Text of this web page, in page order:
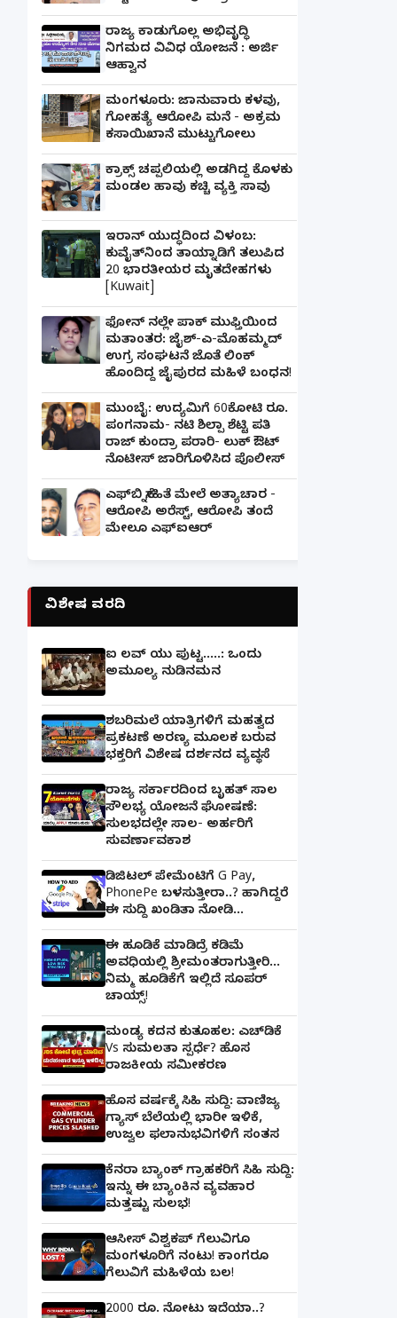
ರಾಜ್ಯ ಕಾಡುಗೊಲ್ಲ ಅಭಿವೃದ್ಧಿ
ನಿಗಮದ ವಿವಿಧ ಯೋಜನೆ : ಅರ್ಜಿ
ಆಹ್ವಾನ
ಮಂಗಳೂರು: ಜಾನುವಾರು ಕಳವು,
ಗೋಹತ್ಯೆ ಆರೋಪಿ ಮನೆ - ಅಕ್ರಮ
ಕಸಾಯಿಖಾನೆ ಮುಟ್ಟುಗೋಲು
ಕ್ರಾಕ್ಸ್ ಚಪ್ಪಲಿಯಲ್ಲಿ ಅಡಗಿದ್ದ ಕೊಳಕು
ಮಂಡಲ ಹಾವು ಕಚ್ಚಿ ವ್ಯಕ್ತಿ ಸಾವು
ಇರಾನ್ ಯುದ್ಧದಿಂದ ವಿಳಂಬ:
ಕುವೈತ್‌ನಿಂದ ತಾಯ್ನಾಡಿಗೆ ತಲುಪಿದ
20 ಭಾರತೀಯರ ಮೃತದೇಹಗಳು
[Kuwait]
ಫೋನ್ ನಲ್ಲೇ ಪಾಕ್ ಮುಫ್ತಿಯಿಂದ
ಮತಾಂತರ: ಜೈಶ್-ಎ-ಮೊಹಮ್ಮದ್
ಉಗ್ರ ಸಂಘಟನೆ ಜೊತೆ ಲಿಂಕ್
ಹೊಂದಿದ್ದ ಜೈಪುರದ ಮಹಿಳೆ ಬಂಧನ!
ಮುಂಬೈ: ಉದ್ಯಮಿಗೆ 60ಕೋಟಿ ರೂ.
ಪಂಗನಾಮ- ನಟಿ ಶಿಲ್ಪಾ ಶೆಟ್ಟಿ ಪತಿ
ರಾಜ್ ಕುಂದ್ರಾ ಪರಾರಿ- ಲುಕ್ ಔಟ್
ನೊಟೀಸ್ ಜಾರಿಗೊಳಿಸಿದ ಪೊಲೀಸ್
ಎಫ್‌ಬಿ ಸ್ನೇಹಿತೆ ಮೇಲೆ ಅತ್ಯಾಚಾರ -
ಆರೋಪಿ ಅರೆಸ್ಟ್, ಆರೋಪಿ ತಂದೆ
ಮೇಲೂ ಎಫ್ಐಆರ್
ವಿಶೇಷ ವರದಿ
ಐ ಲವ್ ಯು ಪುಟ್ಟ.....: ಒಂದು
ಅಮೂಲ್ಯ ನುಡಿನಮನ
ಶಬರಿಮಲೆ ಯಾತ್ರಿಗಳಿಗೆ ಮಹತ್ವದ
ಪ್ರಕಟಣೆ ಅರಣ್ಯ ಮೂಲಕ ಬರುವ
ಭಕ್ತರಿಗೆ ವಿಶೇಷ ದರ್ಶನದ ವ್ಯವಸ್ಥೆ
ರಾಜ್ಯ ಸರ್ಕಾರದಿಂದ ಬೃಹತ್ ಸಾಲ
ಸೌಲಭ್ಯ ಯೋಜನೆ ಘೋಷಣೆ:
ಸುಲಭದಲ್ಲೇ ಸಾಲ- ಅರ್ಹರಿಗೆ
ಸುವರ್ಣಾವಕಾಶ
ಡಿಜಿಟಲ್ ಪೇಮೆಂಟಿಗೆ G Pay,
PhonePe ಬಳಸುತ್ತೀರಾ..? ಹಾಗಿದ್ದರೆ
ಈ ಸುದ್ದಿ ಖಂಡಿತಾ ನೋಡಿ...
ಈ ಹೂಡಿಕೆ ಮಾಡಿದ್ರೆ ಕಡಿಮೆ
ಅವಧಿಯಲ್ಲಿ ಶ್ರೀಮಂತರಾಗುತ್ತೀರಿ...
ನಿಮ್ಮ ಹೂಡಿಕೆಗೆ ಇಲ್ಲಿದೆ ಸೂಪರ್
ಚಾಯ್ಸ್‌!
ಮಂಡ್ಯ ಕದನ ಕುತೂಹಲ: ಎಚ್‌ಡಿಕೆ
Vs ಸುಮಲತಾ ಸ್ಪರ್ಧೆ? ಹೊಸ
ರಾಜಕೀಯ ಸಮೀಕರಣ
ಹೊಸ ವರ್ಷಕ್ಕೆ ಸಿಹಿ ಸುದ್ದಿ: ವಾಣಿಜ್ಯ
ಗ್ಯಾಸ್‌ ಬೆಲೆಯಲ್ಲಿ ಭಾರೀ ಇಳಿಕೆ,
ಉಜ್ವಲ ಫಲಾನುಭವಿಗಳಿಗೆ ಸಂತಸ
ಕೆನರಾ ಬ್ಯಾಂಕ್‌ ಗ್ರಾಹಕರಿಗೆ ಸಿಹಿ ಸುದ್ದಿ:
ಇನ್ನು ಈ ಬ್ಯಾಂಕಿನ ವ್ಯವಹಾರ
ಮತ್ತಷ್ಟು ಸುಲಭ!
ಆಸೀಸ್ ವಿಶ್ವಕಪ್ ಗೆಲುವಿಗೂ
ಮಂಗಳೂರಿಗೆ ನಂಟು! ಕಾಂಗರೂ
ಗೆಲುವಿಗೆ ಮಹಿಳೆಯ ಬಲ!
2000 ರೂ. ನೋಟು ಇದೆಯಾ..?